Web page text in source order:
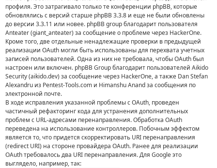
профиля. Это затрагивало только те конференции phpBB, которые
обновлялись с версий старше phpBB 3.3.8 и еще не были обновлены
до версии 3.3.11 или новее. phpBB group благодарит пользователя
Anteater (giant_anteater) за сообщение о проблеме через HackerOne.
Кроме того, две отдельные ненадлежащие проверки в предыдущей
реализации OAuth могли быть использованы для перехвата учетных
записей пользователей. Одна из них не требовала, чтобы OAuth был
настроен или включен. phpBB Group благодарит пользователей Aikido
Security (aikido.dev) за сообщение через HackerOne, а также Dan Stefan
Alexandru из Pentest-Tools.com и Himanshu Anand за сообщения по
электронной почте.
В ходе исправления указанной проблемы с OAuth, проведен
частичный рефакторинг кода для устранения дополнительных
проблем с URL-адресами перенаправления. Обработка OAuth
переведена на использование контроллеров. Побочным эффектом
является то, что придется скорректировать URI перенаправления
(redirect URI) на стороне провайдера OAuth. Ранее для реализации
OAuth требовалось два URI перенаправления. Для Google это
выглядело, например, так: